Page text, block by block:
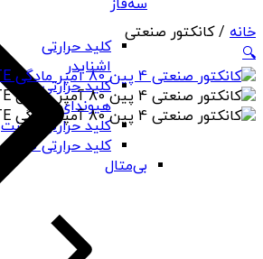
کلید حرارتی
اشنایدر
کلید حرارتی
هیوندای
کلید حرارتی چینت
کلید حرارتی PNS
بی‌متال
سه‌فاز
خانه / کانکتور صنعتی
🔍